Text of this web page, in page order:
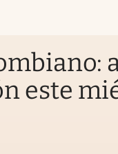
este